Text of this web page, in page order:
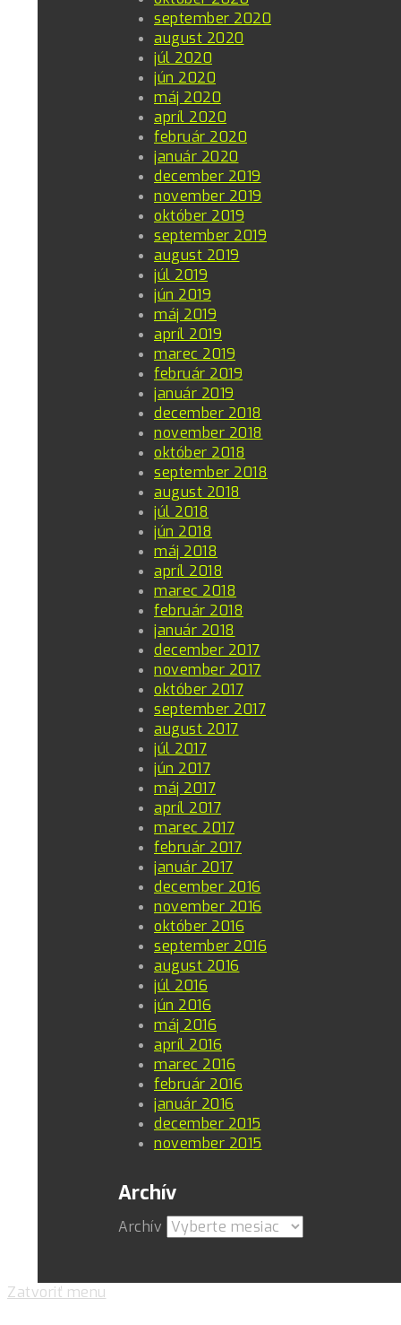
september 2020
august 2020
júl 2020
jún 2020
máj 2020
apríl 2020
február 2020
január 2020
december 2019
november 2019
október 2019
september 2019
august 2019
júl 2019
jún 2019
máj 2019
apríl 2019
marec 2019
február 2019
január 2019
december 2018
november 2018
október 2018
september 2018
august 2018
júl 2018
jún 2018
máj 2018
apríl 2018
marec 2018
február 2018
január 2018
december 2017
november 2017
október 2017
september 2017
august 2017
júl 2017
jún 2017
máj 2017
apríl 2017
marec 2017
február 2017
január 2017
december 2016
november 2016
október 2016
september 2016
august 2016
júl 2016
jún 2016
máj 2016
apríl 2016
marec 2016
február 2016
január 2016
december 2015
november 2015
Archív
Archív
Zatvoriť menu